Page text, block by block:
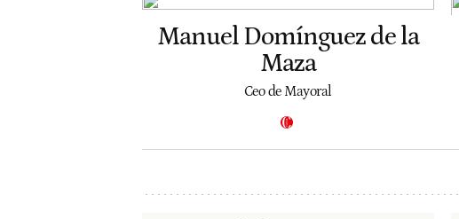
Manuel Domínguez de la
Maza
Ceo de Mayoral